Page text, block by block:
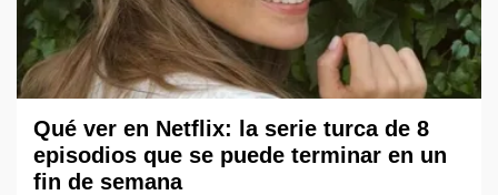
Qué ver en Netflix: la serie turca de 8
episodios que se puede terminar en un
fin de semana